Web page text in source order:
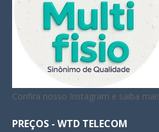
Confira nosso Instagram e saiba
PREÇOS - WTD TELECOM